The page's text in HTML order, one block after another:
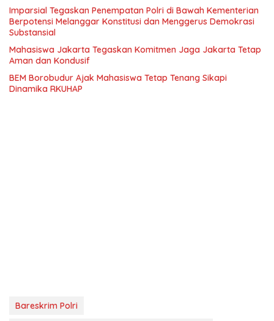
Imparsial Tegaskan Penempatan Polri di Bawah Kementerian
Berpotensi Melanggar Konstitusi dan Menggerus Demokrasi
Substansial
Mahasiswa Jakarta Tegaskan Komitmen Jaga Jakarta Tetap
Aman dan Kondusif
BEM Borobudur Ajak Mahasiswa Tetap Tenang Sikapi
Dinamika RKUHAP
Bareskrim Polri